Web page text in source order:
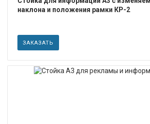
наклона и положения рамки КР-2
ЗАКАЗАТЬ